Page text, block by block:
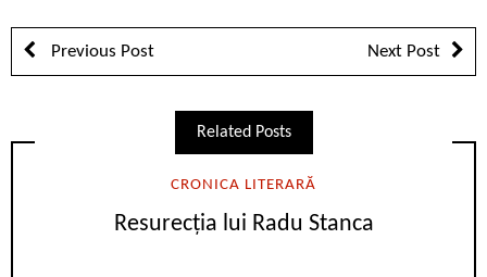
Previous Post Next Post
Related Posts
CRONICA LITERARĂ
Resurecția lui Radu Stanca